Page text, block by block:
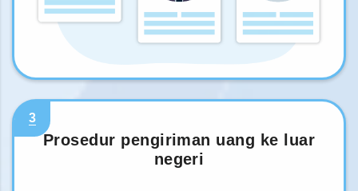
3
Prosedur pengiriman uang ke luar
negeri